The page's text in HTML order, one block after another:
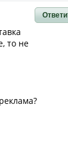
то не